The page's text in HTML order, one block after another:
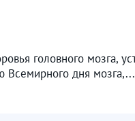
головного мозга,
Всемирного дня мозга,...